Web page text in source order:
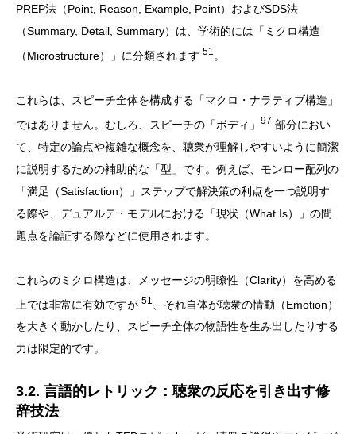
PREP法（Point, Reason, Example, Point）およびSDS法
（Summary, Detail, Summary）は、学術的には「ミクロ構造
（Microstructure）」に分類されます 51 。
これらは、スピーチ全体を構成する「マクロ・ナラティブ構造」
ではありません。むしろ、スピーチの「ボディ」
97 部分におい
て、特定の論点や複雑な概念を、聴衆が理解しやすいように簡潔
に説明するための補助的な「型」です。例えば、モンロー配列の
「満足（Satisfaction）」ステップで解決策の利点を一つ説明す
る際や、デュアルテ・モデルにおける「現状（What Is）」の問
題点を論証する際などに使用されます。
これらのミクロ構造は、メッセージの明瞭性（Clarity）を高める
上では非常に有効ですが 51
、それ自体が聴衆の情動（Emotion）
を大きく動かしたり、スピーチ全体の物語性を生み出したりする
力は限定的です。
3.2. 言語的レトリック：聴衆の反応を引き出す修
辞技法